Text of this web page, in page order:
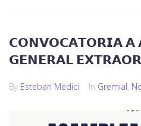
𝗖𝗢𝗡𝗩𝗢𝗖𝗔𝗧𝗢𝗥𝗜𝗔 𝗔
𝗚𝗘𝗡𝗘𝗥𝗔𝗟
By Esteban Medici In Gremial,